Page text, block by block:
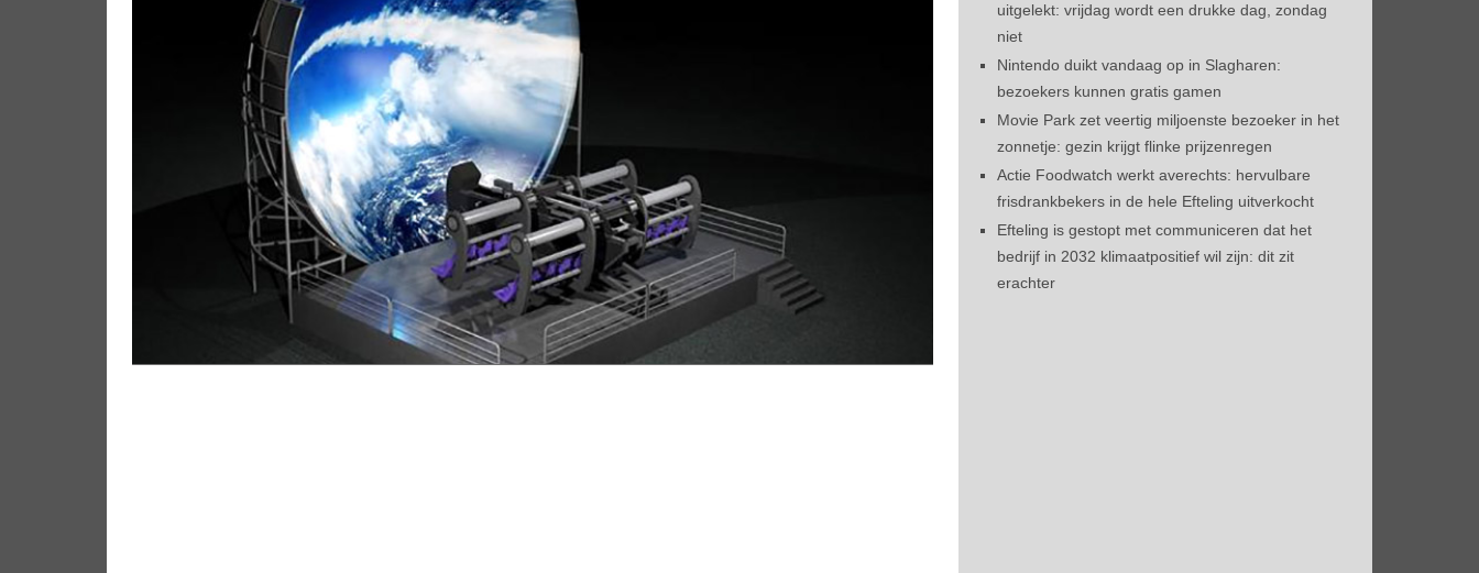
uitgelekt: vrijdag wordt een drukke dag, zondag
niet
Nintendo duikt vandaag op in Slagharen:
bezoekers kunnen gratis gamen
Movie Park zet veertig miljoenste bezoeker in het
zonnetje: gezin krijgt flinke prijzenregen
Actie Foodwatch werkt averechts: hervulbare
frisdrankbekers in de hele Efteling uitverkocht
Efteling is gestopt met communiceren dat het
bedrijf in 2032 klimaatpositief wil zijn: dit zit
erachter